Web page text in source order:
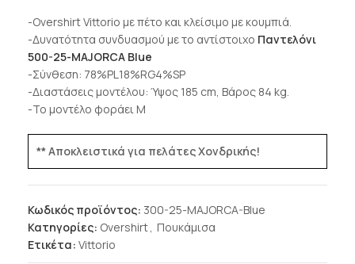
-Overshirt Vittorio με πέτο και κλείσιμο με κουμπιά.
-Δυνατότητα συνδυασμού με το αντίστοιχο Παντελόνι
500-25-MAJORCA Blue
-Σύνθεση: 78%PL18%RG4%SP
-Διαστάσεις μοντέλου: Ύψος 185 cm, Βάρος 84 kg.
-Το μοντέλο φοράει M
** Αποκλειστικά για πελάτες Χονδρικής!
Κωδικός προϊόντος: 300-25-MAJORCA-Blue
Κατηγορίες: Overshirt, Πουκάμισα
Ετικέτα: Vittorio